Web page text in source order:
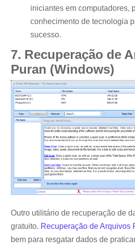
iniciantes em computadores,
conhecimento de tecnologia
sucesso.
7. Recuperação de
Puran (Windows)
Outro utilitário de recuperação de
gratuito. Recuperação de Arquivos
bem para resgatar dados de